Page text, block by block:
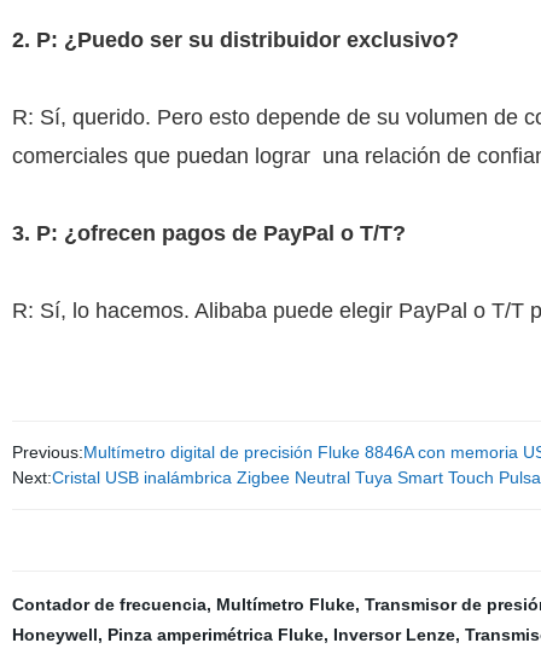
2. P: ¿Puedo ser su distribuidor exclusivo?
R: Sí, querido. Pero esto depende de su volumen de
comerciales que puedan lograr una relación de
3. P: ¿ofrecen pagos de PayPal o T/T?
R: Sí, lo hacemos. Alibaba puede elegir PayPal o T/T
Previous:Multímetro digital de precisión Fluke 8846A con memoria
Next:Cristal USB inalámbrica Zigbee Neutral Tuya Smart Touch
Contador de frecuencia, Multímetro Fluke, Transmisor de
Honeywell, Pinza amperimétrica Fluke, Inversor Lenze,